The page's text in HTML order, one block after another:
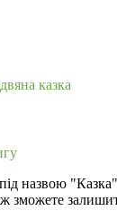
казка
назвою
зможете